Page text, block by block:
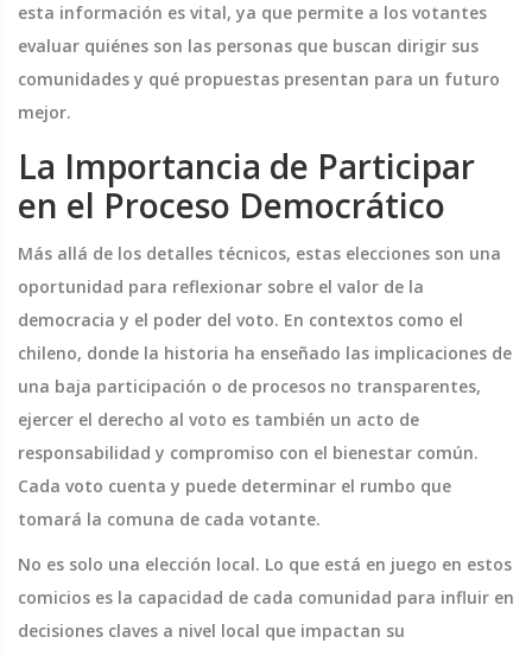
esta información es vital, ya que permite a los votantes
evaluar quiénes son las personas que buscan dirigir sus
comunidades y qué propuestas presentan para un futuro
mejor.
La Importancia de Participar
en el Proceso Democrático
Más allá de los detalles técnicos, estas elecciones son una
oportunidad para reflexionar sobre el valor de la
democracia y el poder del voto. En contextos como el
chileno, donde la historia ha enseñado las implicaciones de
una baja participación o de procesos no transparentes,
ejercer el derecho al voto es también un acto de
responsabilidad y compromiso con el bienestar común.
Cada voto cuenta y puede determinar el rumbo que
tomará la comuna de cada votante.
No es solo una elección local. Lo que está en juego en estos
comicios es la capacidad de cada comunidad para influir en
decisiones claves a nivel local que impactan su